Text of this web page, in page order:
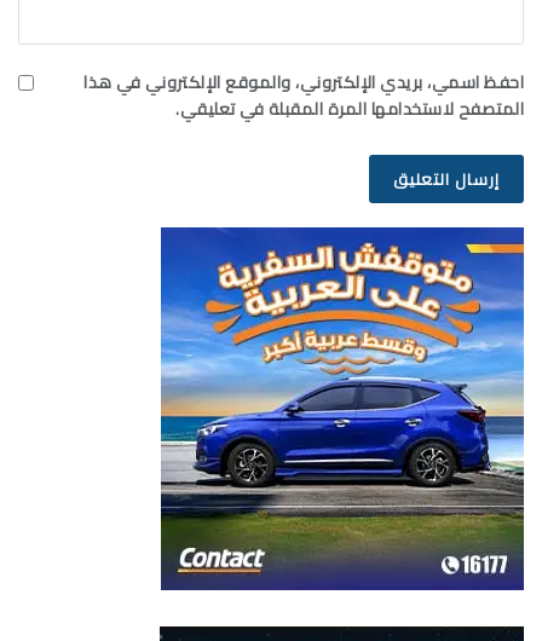
احفظ اسمي، بريدي الإلكتروني، والموقع الإلكتروني في هذا
المتصفح لاستخدامها المرة المقبلة في تعليقي.